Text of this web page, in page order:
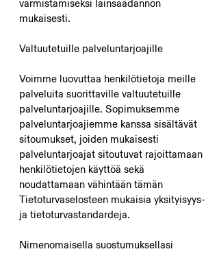
varmistamiseksi lainsäädännön
mukaisesti.
Valtuutetuille palveluntarjoajille
Voimme luovuttaa henkilötietoja meille
palveluita suorittaville valtuutetuille
palveluntarjoajille. Sopimuksemme
palveluntarjoajiemme kanssa sisältävät
sitoumukset, joiden mukaisesti
palveluntarjoajat sitoutuvat rajoittamaan
henkilötietojen käyttöä sekä
noudattamaan vähintään tämän
Tietoturvaselosteen mukaisia yksityisyys-
ja tietoturvastandardeja.
Nimenomaisella suostumuksellasi